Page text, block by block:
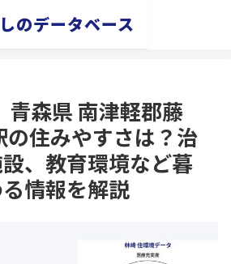
のデータベース
青森県 南津軽郡藤
の住みやすさは？治
、教育環境など暮
情報を解説